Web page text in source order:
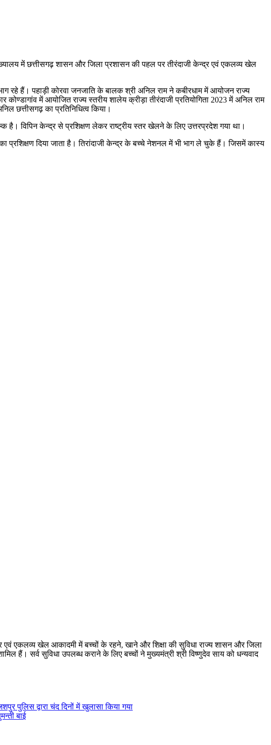
में छत्तीसगढ़ शासन और जिला प्रशासन की पहल पर तीरंदाजी केन्द्र एवं एकलव्य खेल
रहे हैं। पहाड़ी कोरवा जनजाति के बालक श्री अनिल राम ने कबीरधाम में आयोजन राज्य
में आयोजित राज्य स्तरीय शालेय क्रीड़ा तीरंदाजी प्रतियोगिता 2023 में अनिल राम
छत्तीसगढ़ का प्रतिनिधित्व किया।
है। विपिन केन्द्र से प्रशिक्षण लेकर राष्ट्रीय स्तर खेलने के लिए उत्तरप्रदेश गया था।
प्रशिक्षण दिया जाता है। तिरांदाजी केन्द्र के बच्चे नेशनल में भी भाग ले चुके हैं। जिसमें कास्य
एवं एकलव्य खेल आकादमी में बच्चों के रहने, खाने और शिक्षा की सुविधा राज्य शासन और जिला
हैं। सर्व सुविधा उपलब्ध कराने के लिए बच्चों ने मुख्यमंत्री श्री विष्णुदेव साय को धन्यवाद
पुलिस द्वारा चंद दिनों में खुलासा किया गया
बाई